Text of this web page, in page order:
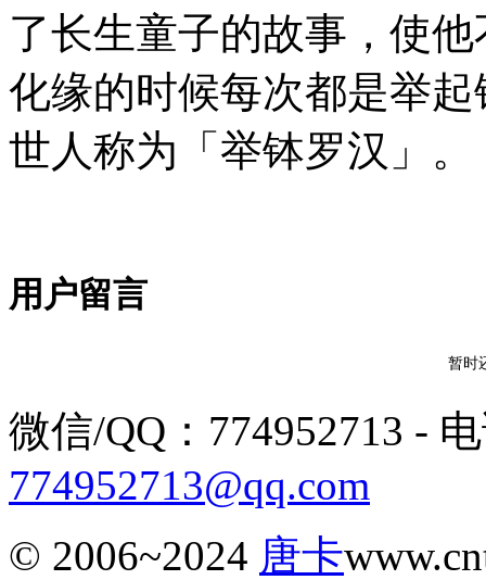
了长生童子的故事，使
化缘的时候每次都是举
世人称为「举钵罗汉」。
用户留言
暂时
微信/QQ：774952713 -
774952713@qq.com
© 2006~2024 唐卡